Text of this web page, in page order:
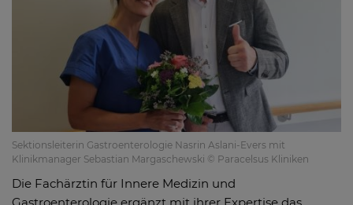
Sektionsleiterin Gastroenterologie Nasrin Aslani-Evers mit
Klinikmanager Sebastian Margaschewski © Paracelsus Kliniken
Die Fachärztin für Innere Medizin und